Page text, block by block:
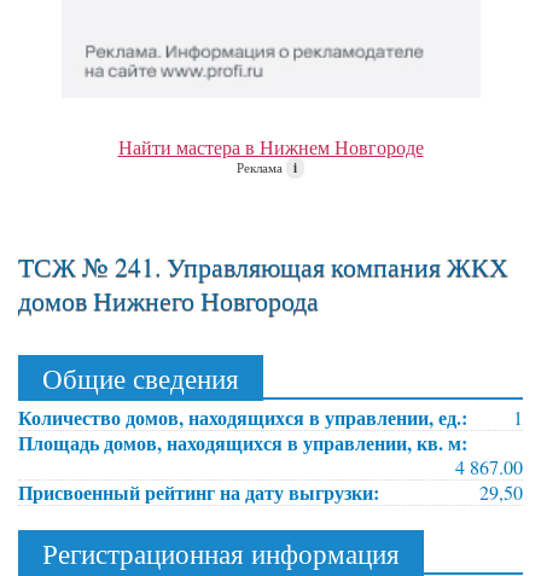
Найти мастера в Нижнем Новгороде
Реклама i
ТСЖ № 241. Управляющая компания ЖКХ
домов Нижнего Новгорода
Общие сведения
Количество домов, находящихся в управлении, ед.: 1
Площадь домов, находящихся в управлении, кв. м:
4 867.00
Присвоенный рейтинг на дату выгрузки: 29,50
Регистрационная информация